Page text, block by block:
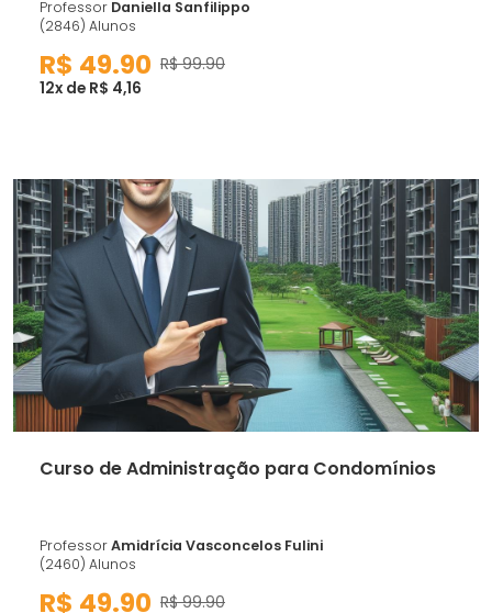
Professor Daniella Sanfilippo
(2846) Alunos
R$ 49.90 R$ 99.90
12x de R$ 4,16
Curso de Administração para Condomínios
ProfessorAmidrícia Vasconcelos Fulini
(2460) Alunos
R$ 49.90 R$ 99.90